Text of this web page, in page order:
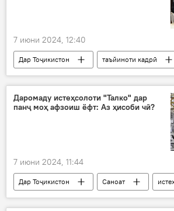
7 июни 2024, 12:40
Дар Тоҷикистон
таъйиноти кадрӣ
вазифа
қонун
ҳамкорӣ
Эмомалӣ
ВКД
Даромаду истеҳсолоти "Талко" дар
панҷ моҳ афзоиш ёфт: Аз ҳисоби чӣ?
7 июни 2024, 11:44
Дар Тоҷикистон Саноат
тавлидот
ТАЛКО